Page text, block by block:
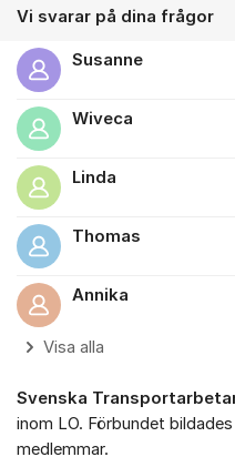
Vi svarar på dina frågor
Susanne
Wiveca
Linda
Thomas
Annika
Visa alla
Svenska
inom LO. Förbundet
medlemmar.